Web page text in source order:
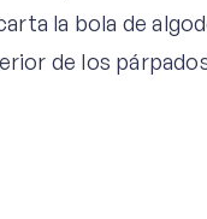
la bola de
de los